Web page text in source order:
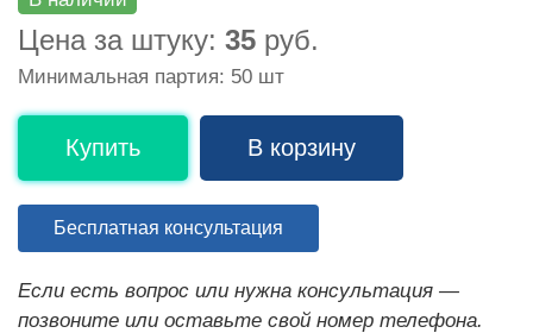
Цена за штуку: 35 руб.
Минимальная партия: 50 шт
Купить В корзину
Бесплатная консультация
Если есть вопрос или нужна консультация —
позвоните или оставьте свой номер телефона.